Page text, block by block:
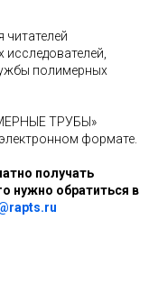
читателей
полимерных
ТРУБЫ»
формате.
получать
нужно обратиться в